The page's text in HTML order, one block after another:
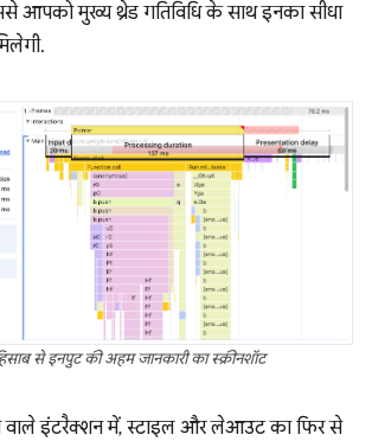
आपको मुख्य थ्रेड गतिविधि के साथ इनका सीधा
से इनपुट की अहम जानकारी का स्क्रीनशॉट
इंटरैक्शन में, स्टाइल और लेआउट का फिर से